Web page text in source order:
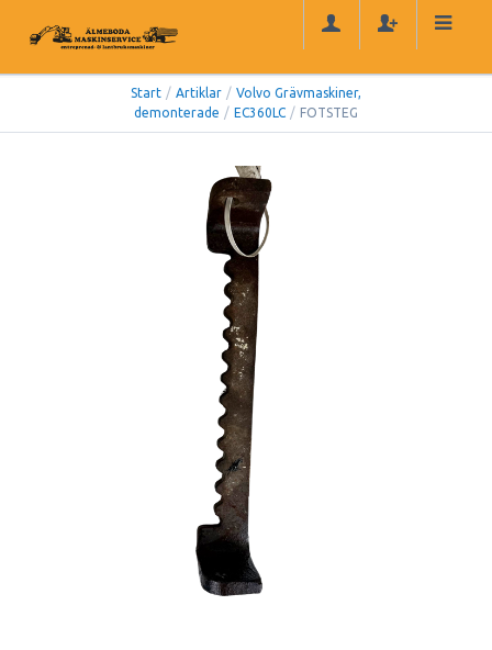
Start / Artiklar / Volvo Grävmaskiner,
demonterade / EC360LC / FOTSTEG